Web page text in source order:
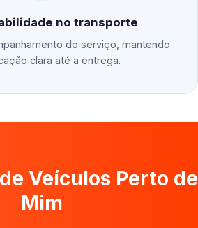
no transporte
do serviço, mantendo
clara até a entrega.
Veículos Perto de
Mim